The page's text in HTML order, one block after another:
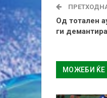
Од тотален
ги
МОЖЕБИ